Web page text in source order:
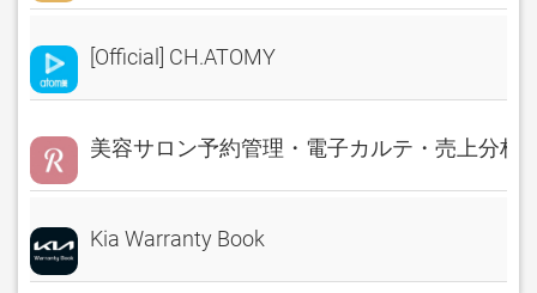
[Official] CH.ATOMY
美容サロン予約管理・電子カルテ・売上分析
Kia Warranty Book